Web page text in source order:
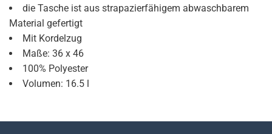
die Tasche ist aus strapazierfähigem abwaschbarem
Material gefertigt
Mit Kordelzug
Maße: 36 x 46
100% Polyester
Volumen: 16.5 l